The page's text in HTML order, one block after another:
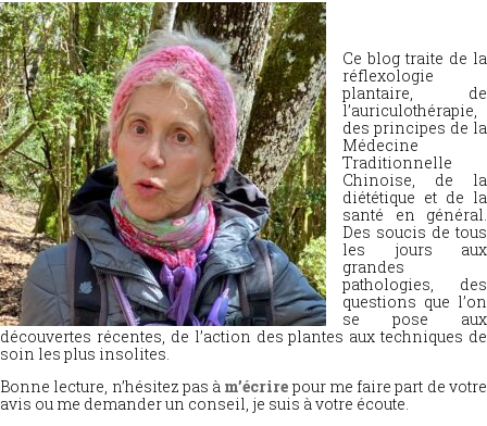
Ce blog traite de la
réflexologie
plantaire, de
l’auriculothérapie,
des principes de la
Médecine
Traditionnelle
Chinoise, de la
diététique et de la
santé en général.
Des soucis de tous
les jours aux
grandes
pathologies, des
questions que l’on
se pose aux
découvertes récentes, de l’action des plantes aux techniques de
soin les plus insolites.
Bonne lecture, n’hésitez pas à m’écrire pour me faire part de votre
avis ou me demander un conseil, je suis à votre écoute.